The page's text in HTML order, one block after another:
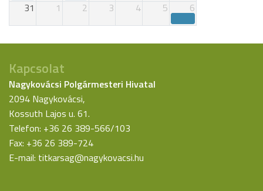
31
1 2 3 4 5 6
Kapcsolat
Nagykovácsi Polgármesteri Hivatal
2094 Nagykovácsi,
Kossuth Lajos u. 61.
Telefon: +36 26 389-566/103
Fax: +36 26 389-724
E-mail: titkarsag@nagykovacsi.hu